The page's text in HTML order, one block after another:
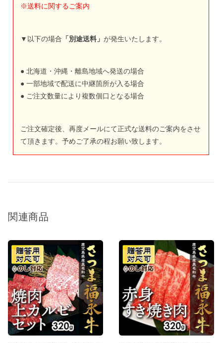
※送料に関するご案内
▼以下の場合 「別途送料」 が発生いたします。
● 北海道・沖縄・離島地域へ発送の場合
● 一部地域で配送に中継箇所が入る場合
● ご注文数量により複数個口となる場合
ご注文確定後、再度メールにて正式な送料のご案内をさせ
て頂きます。予めご了承の程お願い致します。
関連商品